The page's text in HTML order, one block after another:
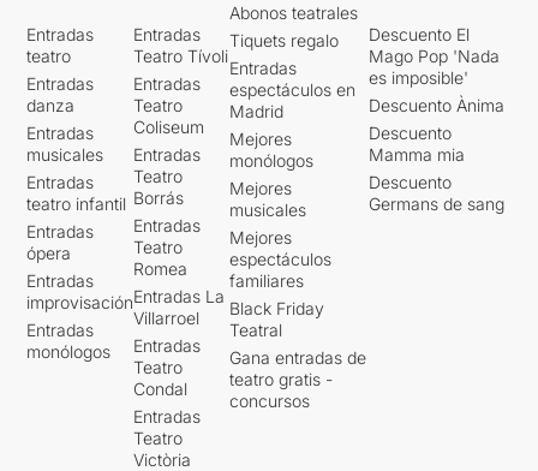
Entradas
teatro
Entradas
danza
Entradas
musicales
Entradas
teatro infantil
Entradas
ópera
Entradas
improvisación
Entradas
monólogos
Entradas
Teatro Tívoli
Entradas
Teatro
Coliseum
Entradas
Teatro
Borrás
Entradas
Teatro
Romea
Entradas La
Villarroel
Entradas
Teatro
Condal
Entradas
Teatro
Victòria
Abonos teatrales
Tiquets regalo
Entradas
espectáculos en
Madrid
Mejores
monólogos
Mejores
musicales
Mejores
espectáculos
familiares
Black Friday
Teatral
Gana entradas de
teatro gratis -
concursos
Descuento El
Mago Pop 'Nada
es imposible'
Descuento Ànima
Descuento
Mamma mia
Descuento
Germans de sang